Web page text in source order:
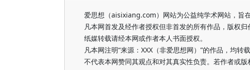
爱思想（aisixiang.com）网站为公益纯学术网站，旨
凡本网首发及经作者授权但非首发的所有作品，版权
纸媒转载请经本网或作者本人书面授权。
凡本网注明“来源：XXX（非爱思想网）”的作品，均
不代表本网赞同其观点和对其真实性负责。若作者或